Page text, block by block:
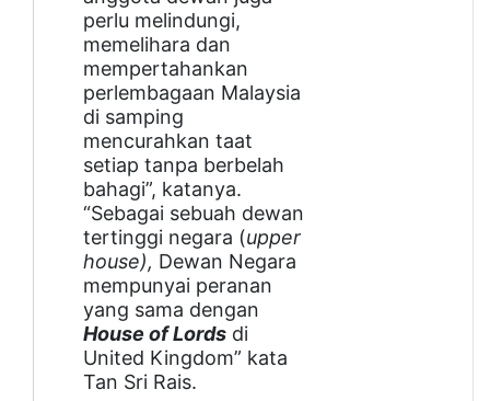
perlu melindungi,
memelihara dan
mempertahankan
perlembagaan Malaysia
di samping
mencurahkan taat
setiap tanpa berbelah
bahagi”, katanya.
“Sebagai sebuah dewan
tertinggi negara (upper
house), Dewan Negara
mempunyai peranan
yang sama dengan
House of Lords di
United Kingdom” kata
Tan Sri Rais.